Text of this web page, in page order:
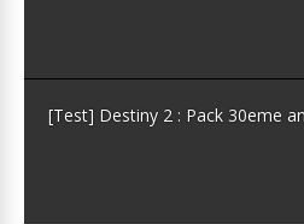
[Test] Destiny 2 : Pack 30eme